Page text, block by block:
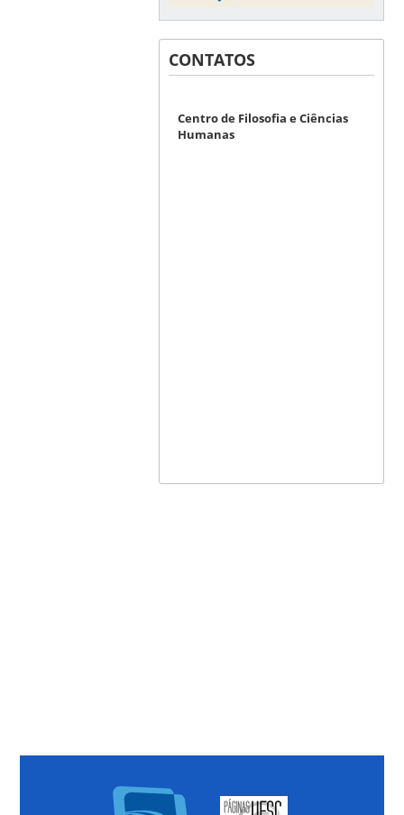
CONTATOS
Centro de Filosofia e Ciências
Humanas